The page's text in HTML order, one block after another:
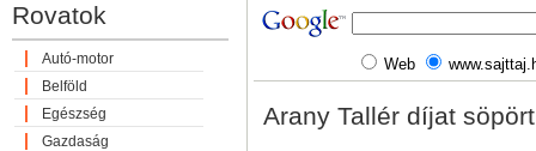
Rovatok
Autó-motor
Belföld
Egészség
Gazdaság
Web
Arany Tallér díjat